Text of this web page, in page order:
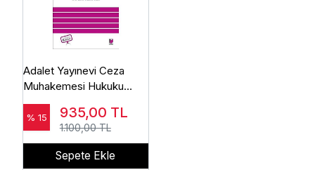
Adalet Yayınevi Ceza
Muhakemesi Hukuku
(Ahmet Gökcen)
% 15 935,00 TL
1.100,00 TL
Sepete Ekle